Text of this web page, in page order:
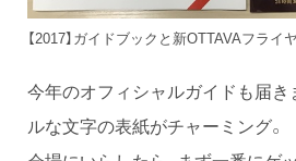
【2017】ガイドブックと新OTTAVAフライ
今年のオフィシャルガイドも届き
ルな文字の表紙がチャーミング。